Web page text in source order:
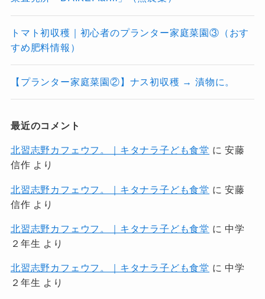
トマト初収穫｜初心者のプランター家庭菜園③（おす
すめ肥料情報）
【プランター家庭菜園②】ナス初収穫 → 漬物に。
最近のコメント
北習志野カフェウフ。｜キタナラ子ども食堂 に安藤
信作 より
北習志野カフェウフ。｜キタナラ子ども食堂 に安藤
信作 より
北習志野カフェウフ。｜キタナラ子ども食堂 に 中学
２年生 より
北習志野カフェウフ。｜キタナラ子ども食堂 に 中学
２年生 より